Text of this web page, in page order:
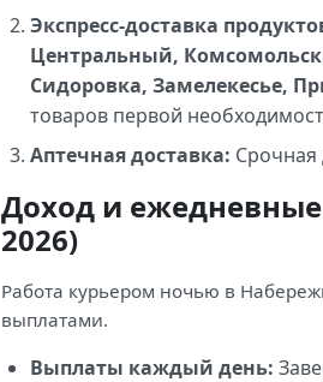
Экспресс-доставка
Центральный,
Сидоровка, Замелекесье,
товаров первой
Аптечная доставка: Срочная
Доход и
2026)
Работа курьером ночью в
выплатами.
Выплаты каждый день: